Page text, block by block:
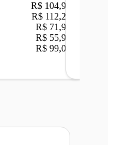
R$ 104,90
R$ 112,26
R$ 71,90
R$ 55,90
R$ 99,00